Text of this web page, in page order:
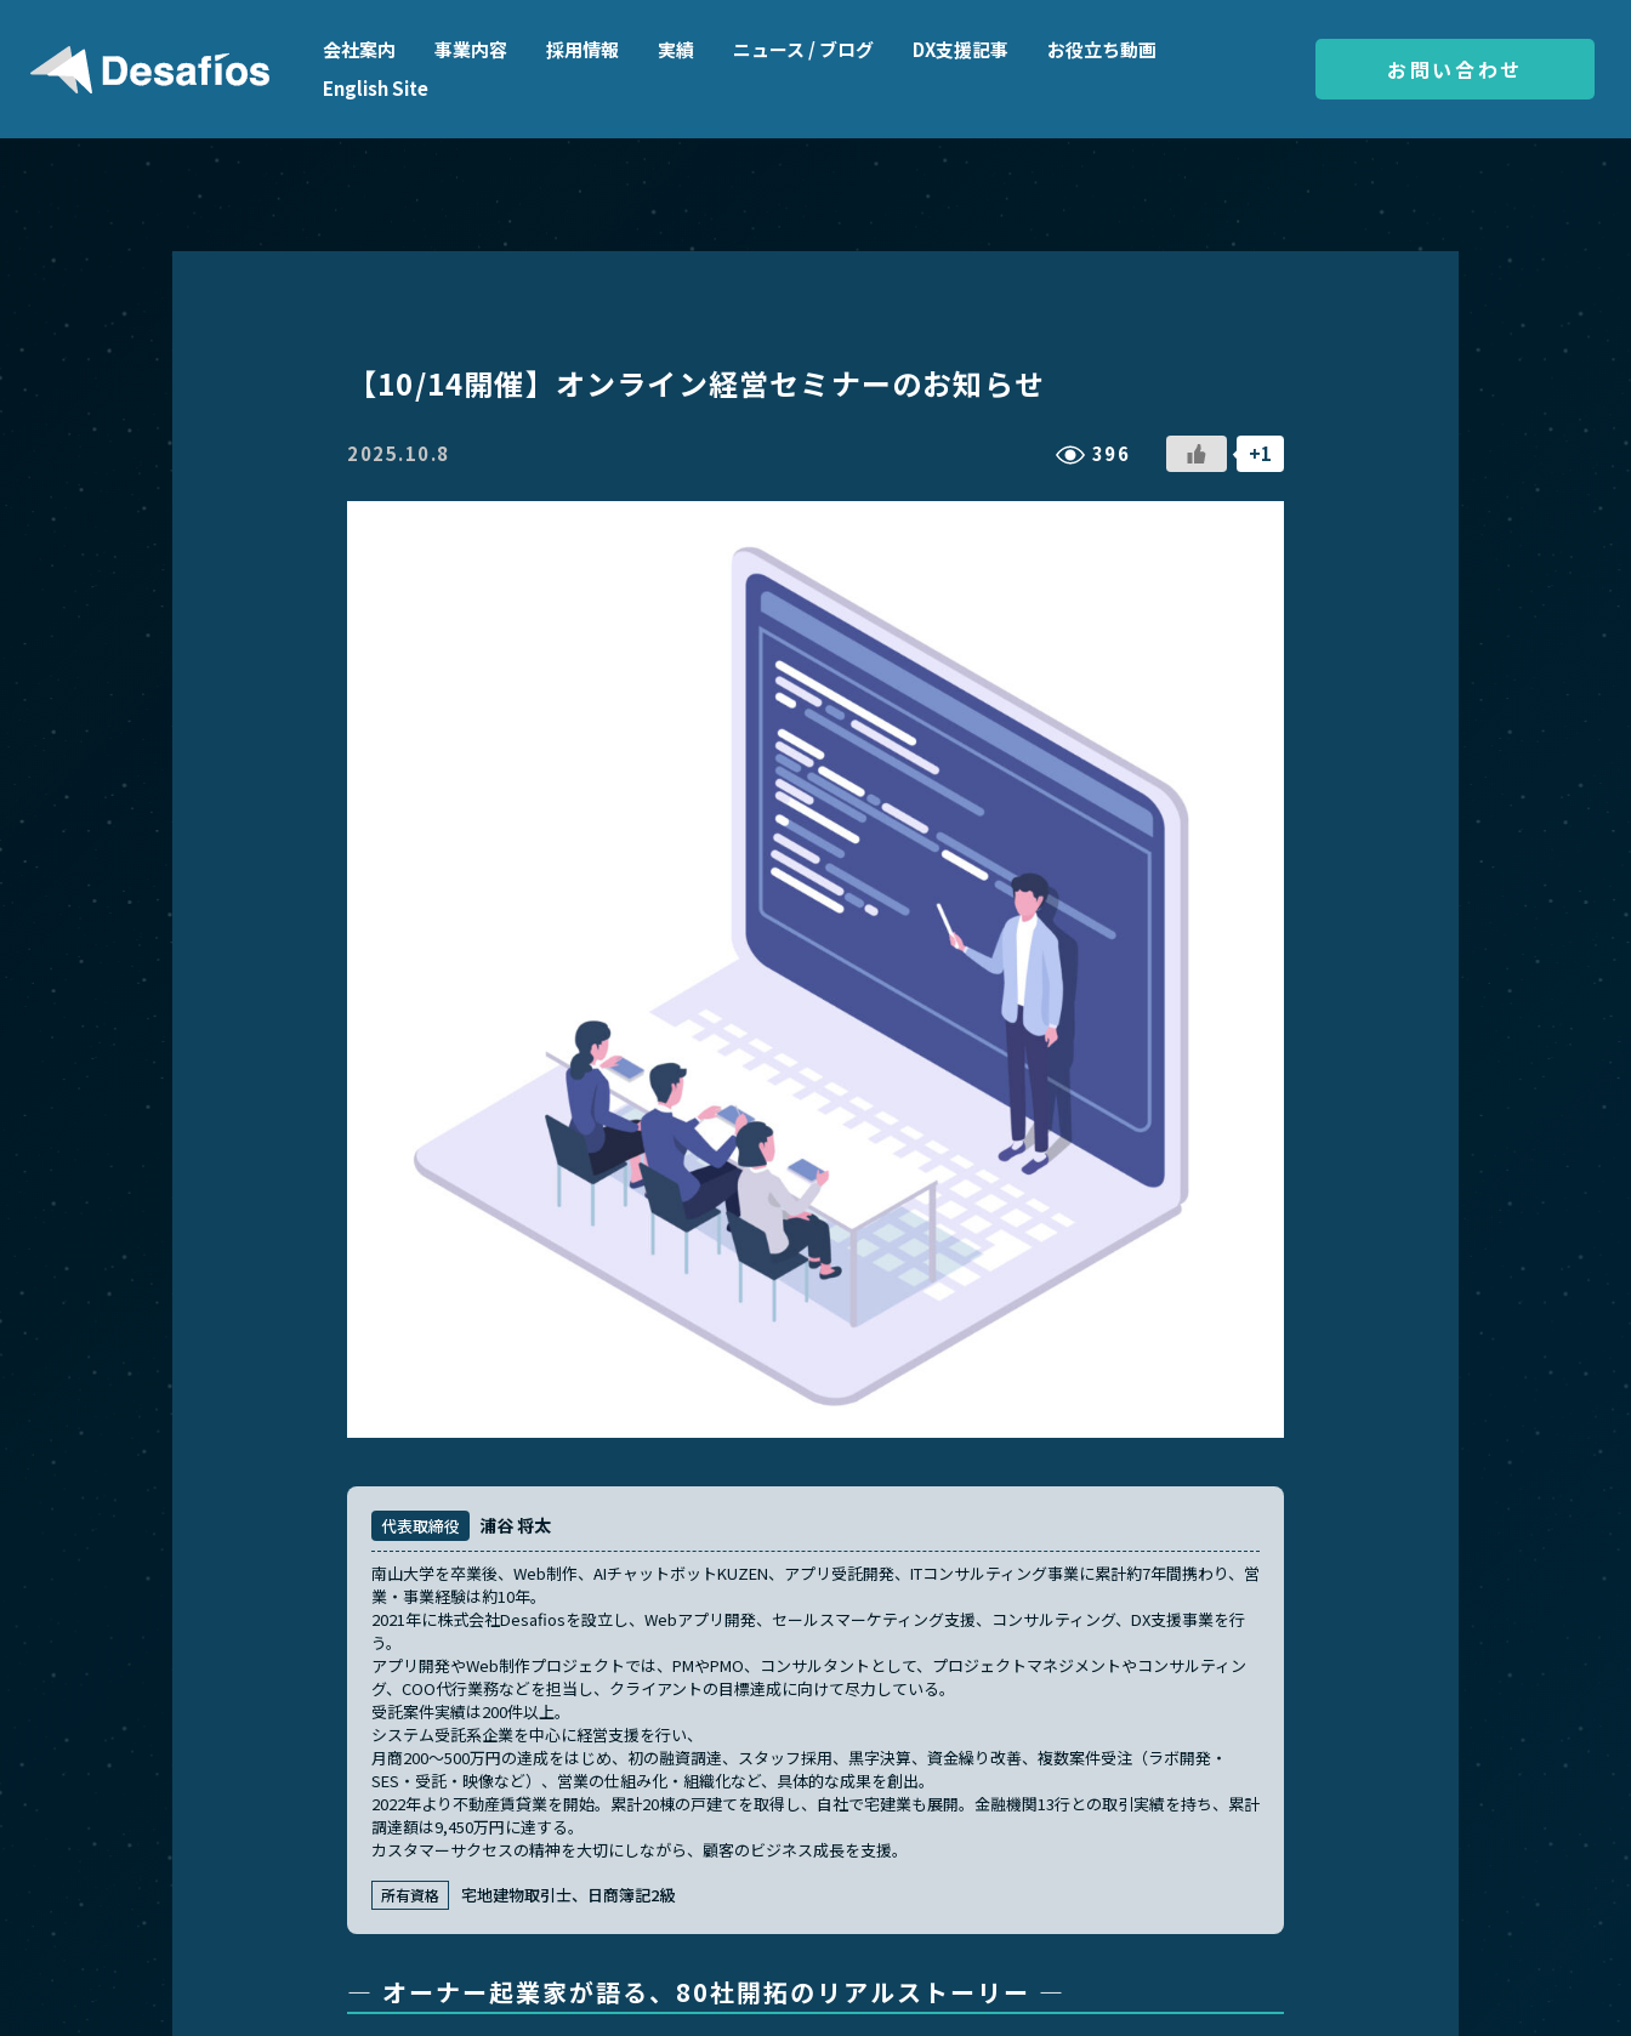
会社案内 事業内容 採用情報 実績 ニュース / ブログ DX支援記事
お役立ち動画
English Site
お問い合わせ
【10/14開催】オンライン経営セミナーのお知らせ
2025.10.8 396 +1
代表取締役 浦谷 将太
南山大学を卒業後、Web制作、AIチャットボットKUZEN、アプリ受託開発、ITコンサルティング事業に累計約7年間携わり、営
業・事業経験は約10年。
2021年に株式会社Desafiosを設立し、Webアプリ開発、セールスマーケティング支援、コンサルティング、DX支援事業を行
う。
アプリ開発やWeb制作プロジェクトでは、PMやPMO、コンサルタントとして、プロジェクトマネジメントやコンサルティン
グ、COO代行業務などを担当し、クライアントの目標達成に向けて尽力している。
受託案件実績は200件以上。
システム受託系企業を中心に経営支援を行い、
月商200～500万円の達成をはじめ、初の融資調達、スタッフ採用、黒字決算、資金繰り改善、複数案件受注（ラボ開発・
SES・受託・映像など）、営業の仕組み化・組織化など、具体的な成果を創出。
2022年より不動産賃貸業を開始。累計20棟の戸建てを取得し、自社で宅建業も展開。金融機関13行との取引実績を持ち、累計
調達額は9,450万円に達する。
カスタマーサクセスの精神を大切にしながら、顧客のビジネス成長を支援。
所有資格 宅地建物取引士、日商簿記2級
― オーナー起業家が語る、80社開拓のリアルストーリー ―